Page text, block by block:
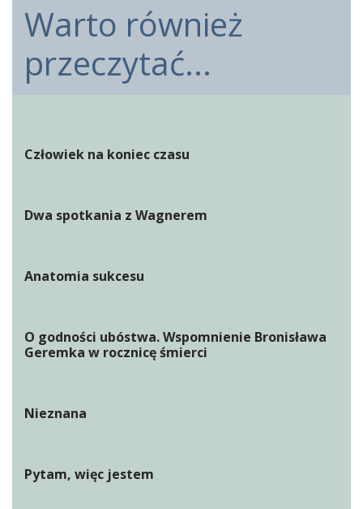
Warto również
przeczytać...
Człowiek na koniec czasu
Dwa spotkania z Wagnerem
Anatomia sukcesu
O godności ubóstwa. Wspomnienie Bronisława
Geremka w rocznicę śmierci
Nieznana
Pytam, więc jestem